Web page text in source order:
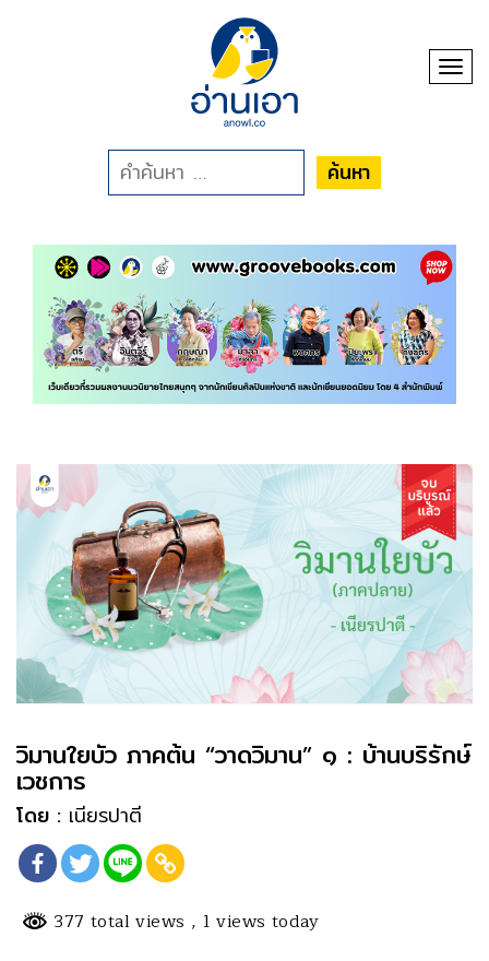
ค้นหา
วิมานใยบัว ภาคต้น “วาดวิมาน” ๑ : บ้านบริรักษ์
เวชการ
โดย : เนียรปาตี
377 total views , 1 views today